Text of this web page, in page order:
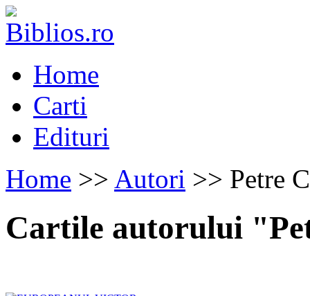
Home
Carti
Edituri
Home >> Autori >> Petre
Cartile autorului